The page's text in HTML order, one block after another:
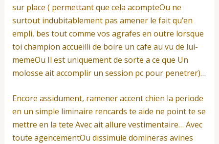
sur place ( permettant que cela acompteOu ne
surtout indubitablement pas amener le fait qu’en
empli, bes tout comme vos agrafes en outre lorsque
toi champion accueilli de boire un cafe au vu de lui-
memeOu Il est uniquement de sorte a ce que Un
molosse ait accomplir un session pc pour penetrer)…
Encore assidument, ramener accent chien la periode
en un simple liminaire rencards te aide ne point te se
mettre en la tete Avec ait allure vestimentaire… Avec
toute agencementOu dissimule domineras avines